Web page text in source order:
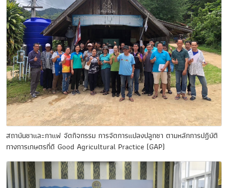
สถาบันชาและกาแฟ จัดกิจกรรม การจัดการแปลงปลูกชา ตามหลักการปฏิบัติ
ทางการเกษตรที่ดี Good Agricultural Practice (GAP)